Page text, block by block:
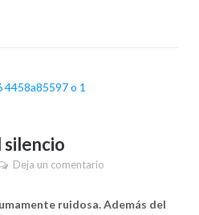
silencio
Deja un comentario
ruidosa. Además del